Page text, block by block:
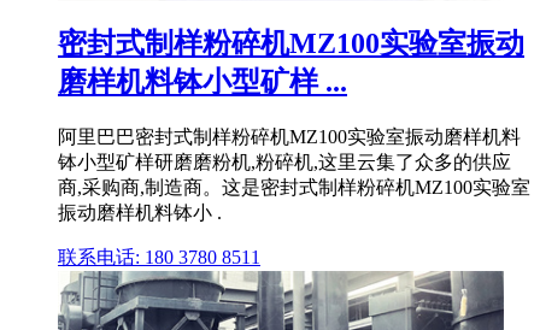
密封式制样粉碎机MZ100实验室振动
磨样机料钵小型矿样 ...
阿里巴巴密封式制样粉碎机MZ100实验室振动磨样机料
钵小型矿样研磨磨粉机,粉碎机,这里云集了众多的供应
商,采购商,制造商。这是密封式制样粉碎机MZ100实验室
振动磨样机料钵小 .
联系电话: 180 3780 8511